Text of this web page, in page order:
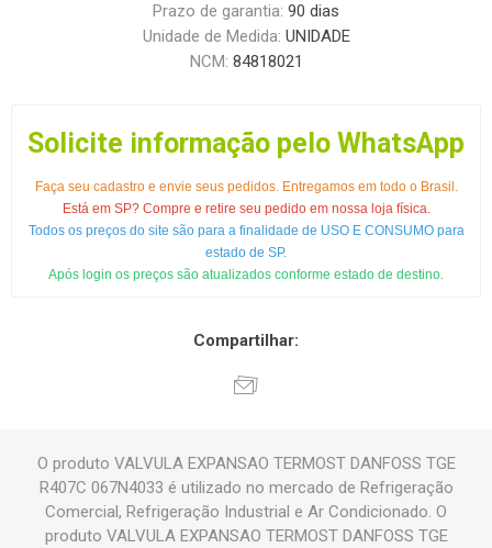
Prazo de garantia: 90 dias
Unidade de Medida: UNIDADE
NCM: 84818021
Solicite informação pelo WhatsApp
Faça seu cadastro e envie seus pedidos. Entregamos em todo o Brasil.
Está em SP? Compre e retire seu pedido em nossa loja física.
Todos os preços do site são para a finalidade de USO E CONSUMO para
estado de SP.
Após login os preços são atualizados conforme estado de destino.
Compartilhar:
O produto VALVULA EXPANSAO TERMOST DANFOSS TGE
R407C 067N4033 é utilizado no mercado de Refrigeração
Comercial, Refrigeração Industrial e Ar Condicionado. O
produto VALVULA EXPANSAO TERMOST DANFOSS TGE